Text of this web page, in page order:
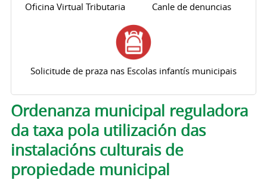
Oficina Virtual Tributaria Canle de denuncias
Solicitude de praza nas Escolas infantís municipais
Pestanas principais
Ordenanza municipal reguladora
da taxa pola utilización das
instalacións culturais de
propiedade municipal